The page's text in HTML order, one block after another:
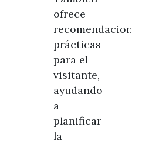
ofrece
recomendaciones
prácticas
para el
visitante,
ayudando
a
planificar
la